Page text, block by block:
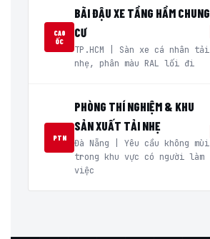
CAO
ỐC
BÃI ĐẬU XE TẦNG HẦM CHUNG
CƯ
TP.HCM | Sàn xe cá nhân tải
nhẹ, phân màu RAL lối đi
PTN
PHÒNG THÍ NGHIỆM & KHU
SẢN XUẤT TẢI NHẸ
Đà Nẵng | Yêu cầu không mùi
trong khu vực có người làm
việc